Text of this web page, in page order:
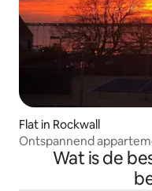
Flat in Rockwall
Ontspannend
Wat is de